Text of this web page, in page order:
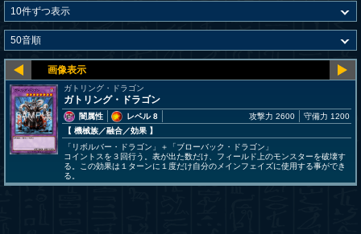
ガトリング・ドラゴン
ガトリング・ドラゴン
闇属性
レベル 8
【 機械族／融合／効果 】
攻撃力 2600 守備力 1200
「リボルバー・ドラゴン」＋「ブローバック・ドラゴン」
コイントスを３回行う。表が出た数だけ、フィールド上のモンスターを破壊す
る。この効果は１ターンに１度だけ自分のメインフェイズに使用する事ができ
る。